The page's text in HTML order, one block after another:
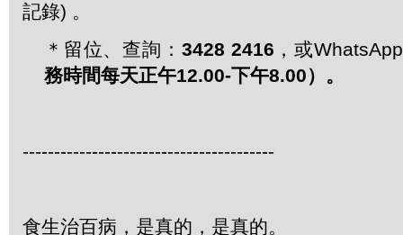
記錄) 。
＊留位、查詢： 3428 2416 ，或
務時間每天正午12.00-下午8.00）。
----------------------------------------
食生治百病，是真的，是真的。